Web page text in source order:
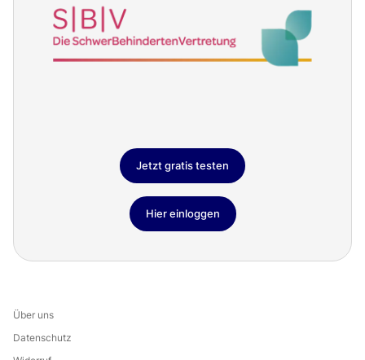
Jetzt gratis testen
Hier einloggen
Über uns
Datenschutz